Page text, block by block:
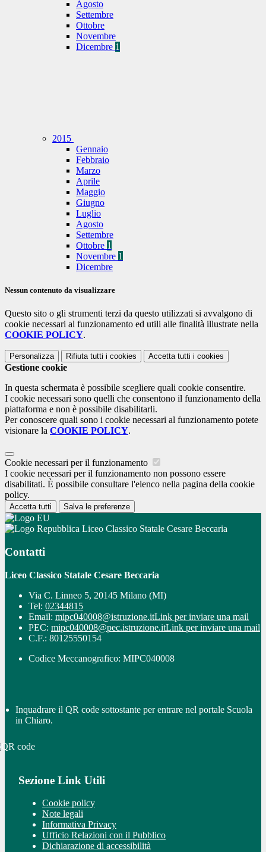
Agosto
Settembre
Ottobre
Novembre
Dicembre 1
2015
Gennaio
Febbraio
Marzo
Aprile
Maggio
Giugno
Luglio
Agosto
Settembre
Ottobre 1
Novembre 1
Dicembre
Nessun contenuto da visualizzare
Questo sito o gli strumenti terzi da questo utilizzati si avvalgono di
cookie necessari al funzionamento ed utili alle finalità illustrate nella
COOKIE POLICY.
Personalizza Rifiuta tutti i cookies Accetta tutti i cookies
Gestione cookie
In questa schermata è possibile scegliere quali cookie consentire.
I cookie necessari sono quelli che consentono il funzionamento della
piattaforma e non è possibile disabilitarli.
Per conoscere quali sono i cookie necessari al funzionamento potete
visionare la COOKIE POLICY.
Cookie necessari per il funzionamento
I cookie necessari per il funzionamento non possono essere
disabilitati. È possibile consultare l'elenco nella pagina della cookie
policy.
Accetta tutti Salva le preferenze
Liceo Classico Statale Cesare Beccaria
Contatti
Liceo Classico Statale Cesare Beccaria
Via C. Linneo 5, 20145 Milano (MI)
Tel: 02344815
Email: mipc040008@istruzione.itLink per inviare una mail
PEC: mipc040008@pec.istruzione.itLink per inviare una mail
C.F.: 80125550154
Codice Meccanografico: MIPC040008
Inquadrare il QR code sottostante per entrare nel portale Scuola
in Chiaro.
Sezione Link Utili
Cookie policy
Note legali
Informativa Privacy
Ufficio Relazioni con il Pubblico
Dichiarazione di accessibilità